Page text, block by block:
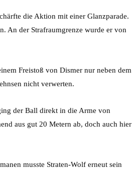
die Aktion mit einer Glanzparade.
An der Strafraumgrenze wurde er von
Freistoß von Dismer nur neben dem
nicht verwerten.
der Ball direkt in die Arme von
aus gut 20 Metern ab, doch auch hier
musste Straten-Wolf erneut sein